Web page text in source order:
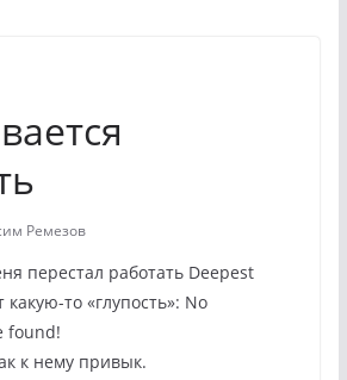
Ремезов
перестал работать Deepest
то «глупость»: No
found!
к нему привык.